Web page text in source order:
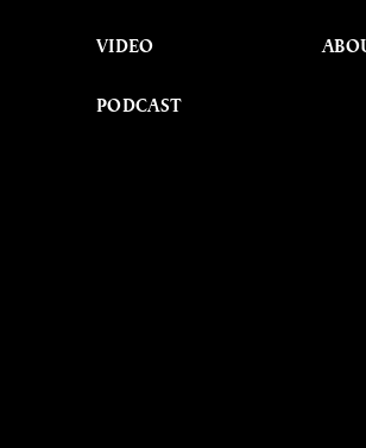
VIDEO
PODCAST